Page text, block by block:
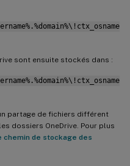
sont ensuite stockés dans :
partage de fichiers différent
dossiers OneDrive. Pour plus
chemin de stockage des